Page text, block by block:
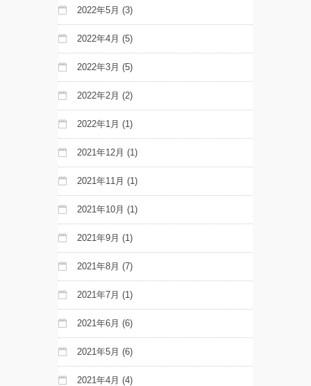
2022年5月 (3)
2022年4月 (5)
2022年3月 (5)
2022年2月 (2)
2022年1月 (1)
2021年12月 (1)
2021年11月 (1)
2021年10月 (1)
2021年9月 (1)
2021年8月 (7)
2021年7月 (1)
2021年6月 (6)
2021年5月 (6)
2021年4月 (4)